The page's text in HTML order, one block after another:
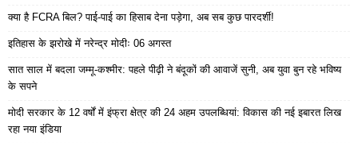
क्या है FCRA बिल? पाई-पाई का हिसाब देना पड़ेगा, अब सब कुछ पारदर्शी!
इतिहास के झरोखे में नरेन्द्र मोदीः 06 अगस्त
सात साल में बदला जम्मू-कश्मीर: पहले पीढ़ी ने बंदूकों की आवाजें सुनी, अब युवा बुन रहे भविष्य
के सपने
मोदी सरकार के 12 वर्षों में इंफ्रा क्षेत्र की 24 अहम उपलब्धियां: विकास की नई इबारत लिख
रहा नया इंडिया